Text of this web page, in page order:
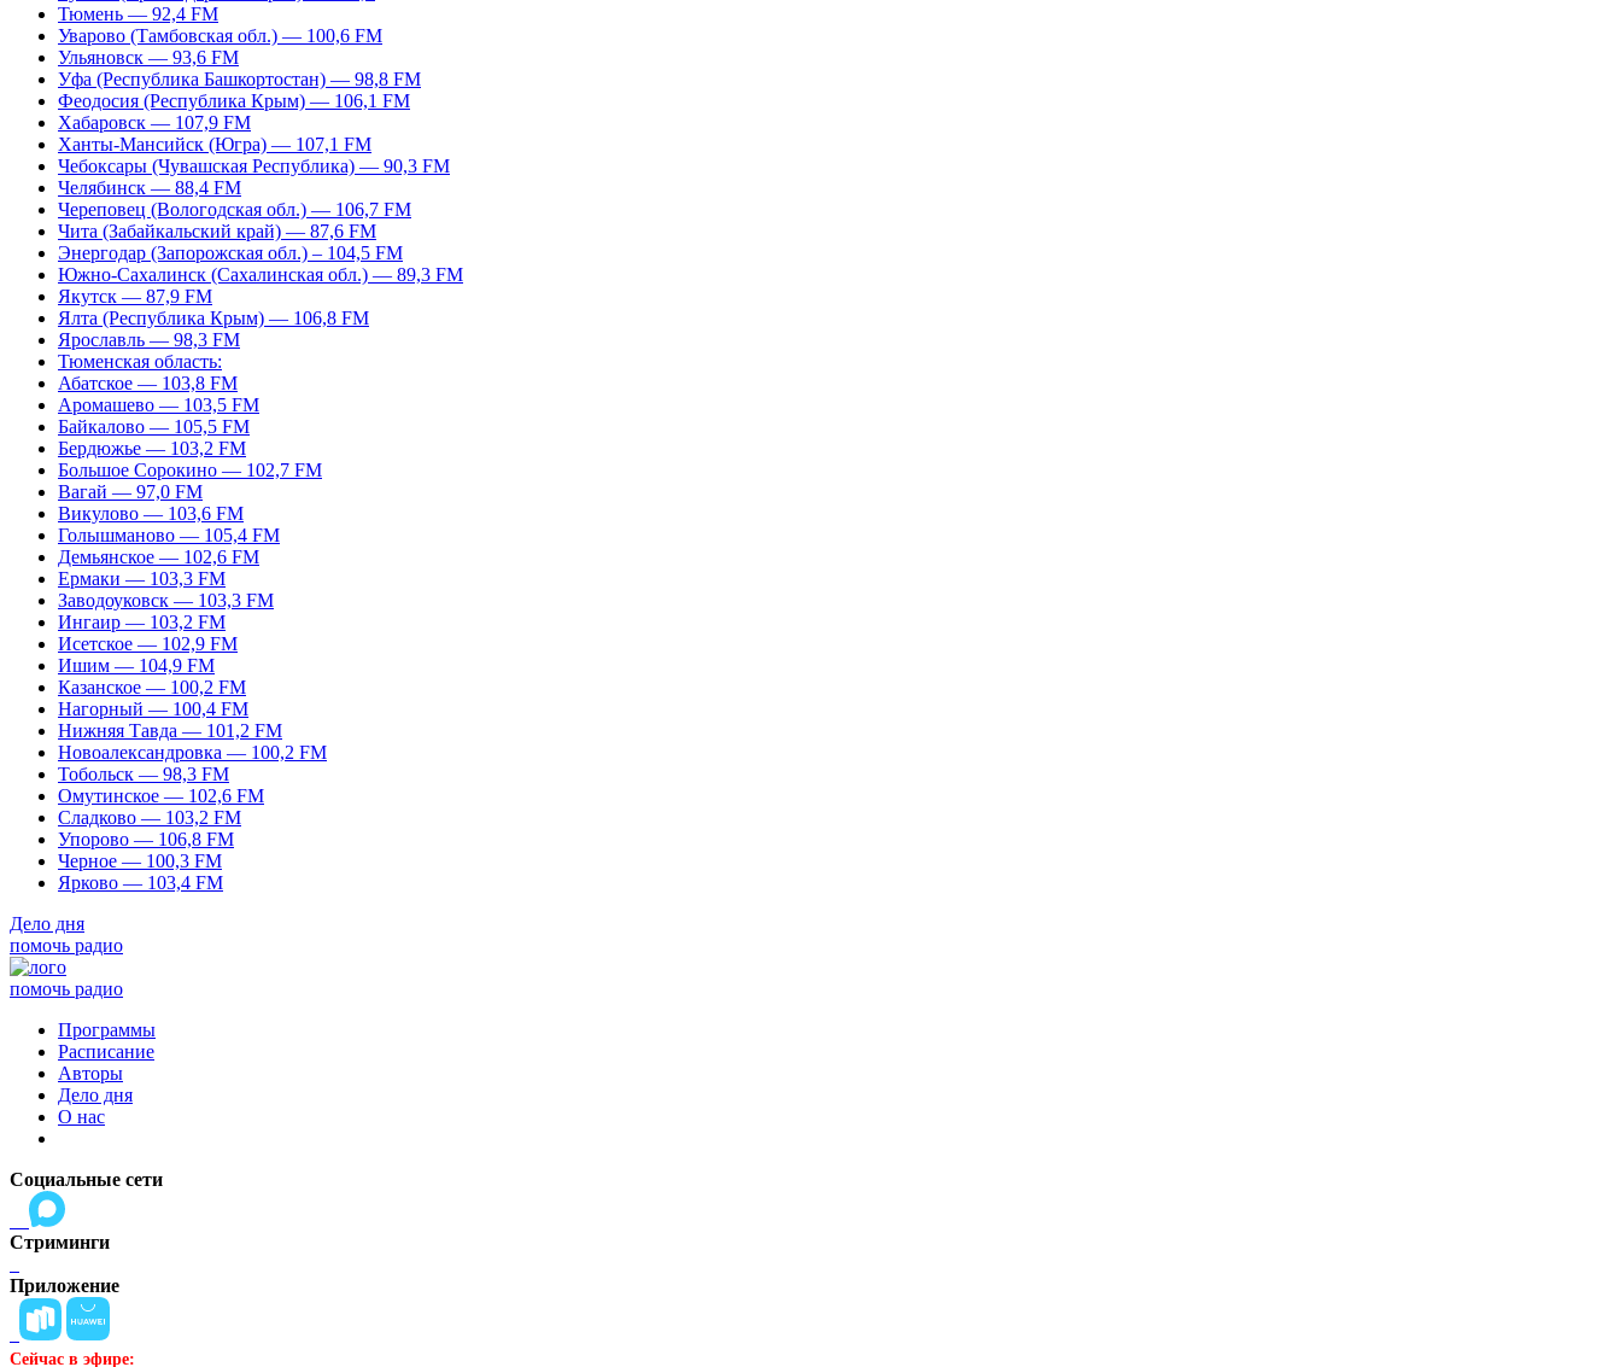
Тюмень — 92,4 FM
Уварово (Тамбовская обл.) — 100,6 FM
Ульяновск — 93,6 FM
Уфа (Республика Башкортостан) — 98,8 FM
Феодосия (Республика Крым) — 106,1 FM
Хабаровск — 107,9 FM
Ханты-Мансийск (Югра) — 107,1 FM
Чебоксары (Чувашская Республика) — 90,3 FM
Челябинск — 88,4 FM
Череповец (Вологодская обл.) — 106,7 FM
Чита (Забайкальский край) — 87,6 FM
Энергодар (Запорожская обл.) – 104,5 FM
Южно-Сахалинск (Сахалинская обл.) — 89,3 FM
Якутск — 87,9 FM
Ялта (Республика Крым) — 106,8 FM
Ярославль — 98,3 FM
Тюменская область:
Абатское — 103,8 FM
Аромашево — 103,5 FM
Байкалово — 105,5 FM
Бердюжье — 103,2 FM
Большое Сорокино — 102,7 FM
Вагай — 97,0 FM
Викулово — 103,6 FM
Голышманово — 105,4 FM
Демьянское — 102,6 FM
Ермаки — 103,3 FM
Заводоуковск — 103,3 FM
Ингаир — 103,2 FM
Исетское — 102,9 FM
Ишим — 104,9 FM
Казанское — 100,2 FM
Нагорный — 100,4 FM
Нижняя Тавда — 101,2 FM
Новоалександровка — 100,2 FM
Тобольск — 98,3 FM
Омутинское — 102,6 FM
Сладково — 103,2 FM
Упорово — 106,8 FM
Черное — 100,3 FM
Ярково — 103,4 FM
Дело дня
помочь радио
помочь радио
Программы
Расписание
Авторы
Дело дня
О нас
Социальные сети
Стриминги
Приложение
Сейчас в эфире: